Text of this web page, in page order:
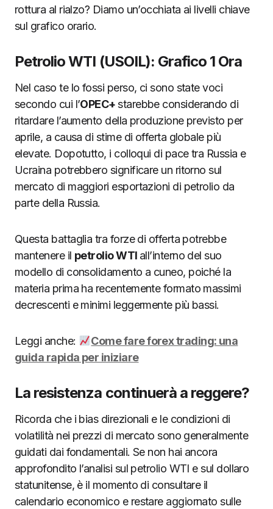
rottura al rialzo? Diamo un’occhiata ai livelli chiave
sul grafico orario.
Petrolio WTI (USOIL): Grafico 1 Ora
Nel caso te lo fossi perso, ci sono state voci
secondo cui l’OPEC+starebbe considerando di
ritardare l’aumento della produzione previsto per
aprile, a causa di stime di offerta globale più
elevate. Dopotutto, i colloqui di pace tra Russia e
Ucraina potrebbero significare un ritorno sul
mercato di maggiori esportazioni di petrolio da
parte della Russia.
Questa battaglia tra forze di offerta potrebbe
mantenere il petrolio WTI all’interno del suo
modello di consolidamento a cuneo, poiché la
materia prima ha recentemente formato massimi
decrescenti e minimi leggermente più bassi.
Leggi anche:
Come fare forex trading: una
guida rapida per iniziare
La resistenza continuerà a reggere?
Ricorda che i bias direzionali e le condizioni di
volatilità nei prezzi di mercato sono generalmente
guidati dai fondamentali. Se non hai ancora
approfondito l’analisi sul petrolio WTI e sul dollaro
statunitense, è il momento di consultare il
calendario economico e restare aggiornato sulle